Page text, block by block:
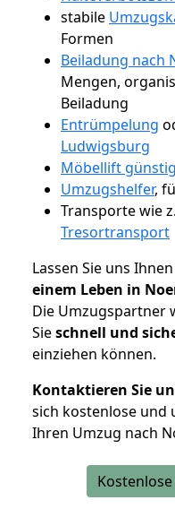
stabile
Formen
Beiladung nach
Mengen,
Beiladung
Entrümpelung
Ludwigsburg
Möbellift
Umzugshelfer,
Transporte wie
Tresortransport
Lassen Sie uns
einem Leben in
Die Umzugspartner
Sieschnell und
einziehen können.
Kontaktieren Sie
sich kostenlose und
Ihren Umzug nach